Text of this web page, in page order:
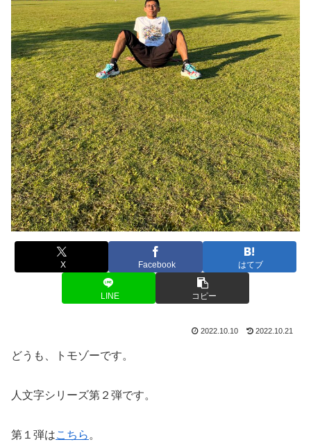
X Facebook はてブ
LINE コピー
2022.10.10 2022.10.21
どうも、トモゾーです。
人文字シリーズ第２弾です。
第１弾はこちら 。